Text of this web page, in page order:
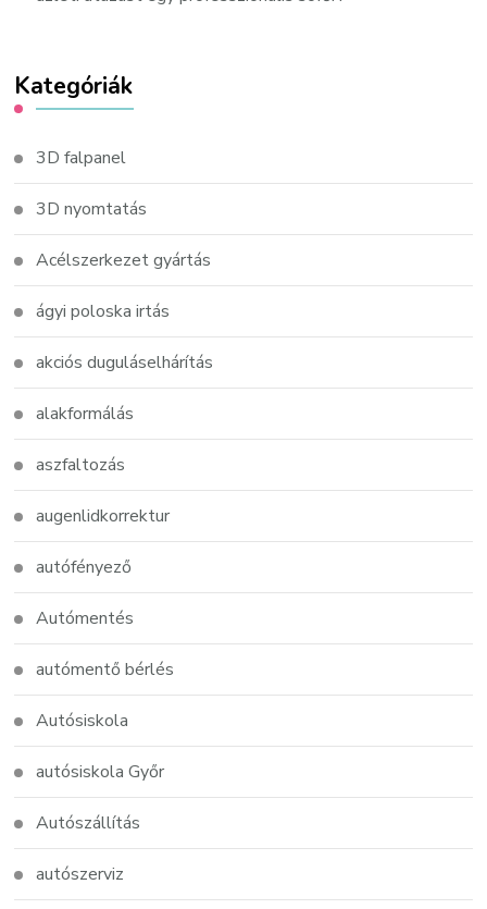
Kategóriák
3D falpanel
3D nyomtatás
Acélszerkezet gyártás
ágyi poloska irtás
akciós duguláselhárítás
alakformálás
aszfaltozás
augenlidkorrektur
autófényező
Autómentés
autómentő bérlés
Autósiskola
autósiskola Győr
Autószállítás
autószerviz